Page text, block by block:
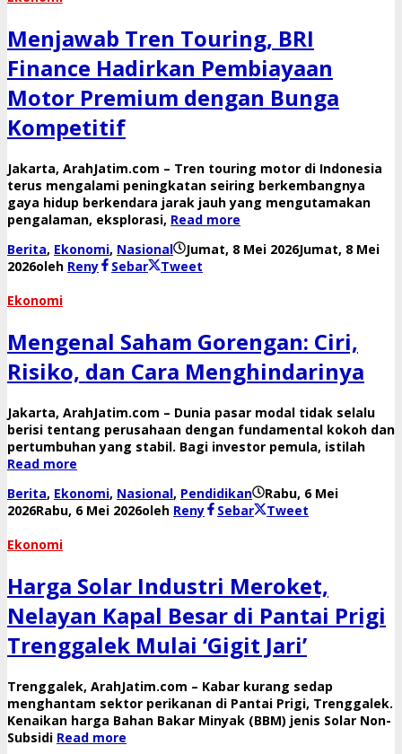
Menjawab Tren Touring, BRI
Finance Hadirkan Pembiayaan
Motor Premium dengan Bunga
Kompetitif
Jakarta, ArahJatim.com – Tren touring motor di Indonesia
terus mengalami peningkatan seiring berkembangnya
gaya hidup berkendara jarak jauh yang mengutamakan
pengalaman, eksplorasi, Read more
Berita, Ekonomi, Nasional Jumat, 8 Mei 2026Jumat, 8 Mei
2026oleh Reny Sebar
Tweet
Ekonomi
Mengenal Saham Gorengan: Ciri,
Risiko, dan Cara Menghindarinya
Jakarta, ArahJatim.com – Dunia pasar modal tidak selalu
berisi tentang perusahaan dengan fundamental kokoh dan
pertumbuhan yang stabil. Bagi investor pemula, istilah
Read more
Berita, Ekonomi, Nasional, Pendidikan
Rabu, 6 Mei
2026Rabu, 6 Mei 2026oleh Reny Sebar
Tweet
Ekonomi
Harga Solar Industri Meroket,
Nelayan Kapal Besar di Pantai Prigi
Trenggalek Mulai ‘Gigit Jari’
​Trenggalek, ArahJatim.com – Kabar kurang sedap
menghantam sektor perikanan di Pantai Prigi, Trenggalek.
Kenaikan harga Bahan Bakar Minyak (BBM) jenis Solar Non-
Subsidi Read more